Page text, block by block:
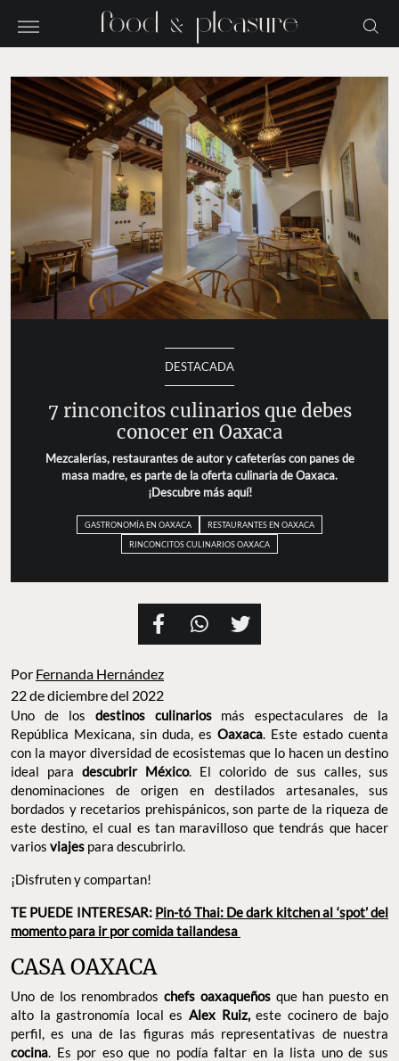
DESTACADA
7 rinconcitos culinarios que debes
conocer en Oaxaca
Mezcalerías, restaurantes de autor y cafeterías con panes de
masa madre, es parte de la oferta culinaria de Oaxaca.
¡Descubre más aquí!
GASTRONOMÍA EN OAXACA
RESTAURANTES EN OAXACA
RINCONCITOS CULINARIOS OAXACA
Por Fernanda Hernández
22 de diciembre del 2022
Uno de los destinos culinariosmás espectaculares de la
República Mexicana, sin duda, es Oaxaca. Este estado cuenta
con la mayor diversidad de ecosistemas que lo hacen un destino
ideal para descubrir México. El colorido de sus calles, sus
denominaciones de origen en destilados artesanales, sus
bordados y recetarios prehispánicos, son parte de la riqueza de
este destino, el cual es tan maravilloso que tendrás que hacer
varios viajes para descubrirlo.
¡Disfruten y compartan!
TE PUEDE INTERESAR: Pin-tó Thai: De dark kitchen al ‘spot’ del
momento para ir por comida tailandesa
CASA OAXACA
Uno de los renombradoschefs oaxaqueñosque han puesto en
alto la gastronomía local es Alex Ruiz,este cocinero de bajo
perfil, es una de las figuras más representativas de nuestra
cocina. Es por eso que no podía faltar en la lista uno de sus